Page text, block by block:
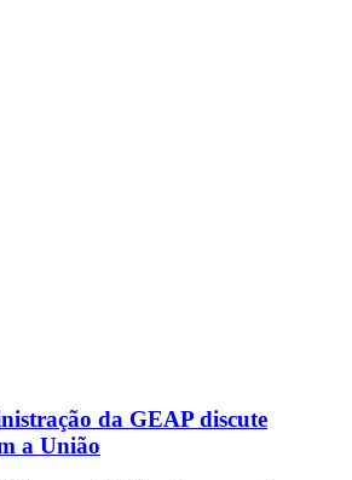
da GEAP discute
a União